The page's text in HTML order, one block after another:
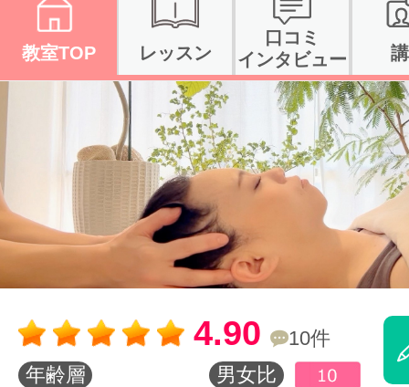
通信講座を
体験レッス
やりたいこ
特集をみる
グッドスク
教室TOP レッスン
口コミ
インタビュー
4.90
10件
年齢層
男女比